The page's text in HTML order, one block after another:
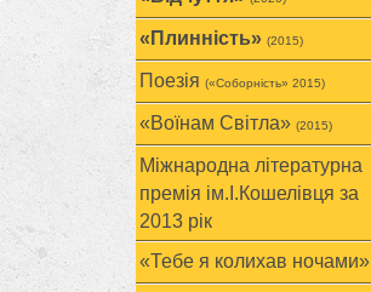
«Плинність» (2015)
Поезія («Соборність» 2015)
«Воїнам Cвітла» (2015)
Міжнародна літературна
премія ім.І.Кошелівця за
2013 рік
«Тебе я колихав ночами»